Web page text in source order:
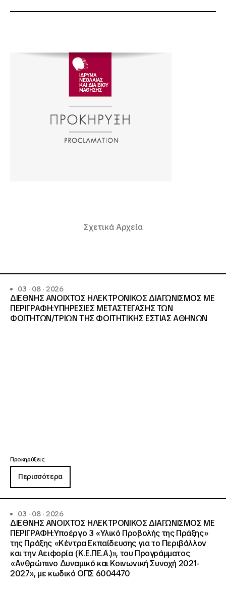
Σχετικά Αρχεία
03 · 08 · 2026
ΔΙΕΘΝΗΣ ΑΝΟΙΧΤΟΣ ΗΛΕΚΤΡΟΝΙΚΟΣ ΔΙΑΓΩΝΙΣΜΟΣ ΜΕ
ΠΕΡΙΓΡΑΦΗ:ΥΠΗΡΕΣΙΕΣ METAΣΤΕΓΑΣΗΣ ΤΩΝ
ΦΟΙΤΗΤΩΝ/ΤΡΙΩΝ ΤΗΣ ΦΟΙΤΗΤΙΚΗΣ ΕΣΤΙΑΣ ΑΘΗΝΩΝ
Προκηρύξεις
Περισσότερα
03 · 08 · 2026
ΔΙΕΘΝΗΣ ΑΝΟΙΧΤΟΣ ΗΛΕΚΤΡΟΝΙΚΟΣ ΔΙΑΓΩΝΙΣΜΟΣ ΜΕ
ΠΕΡΙΓΡΑΦΗ:Υποέργο 3 «Υλικό Προβολής της Πράξης»
της Πράξης «Κέντρα Εκπαίδευσης για το Περιβάλλον
και την Αειφορία (Κ.Ε.ΠΕ.Α.)», του Προγράμματος
«Ανθρώπινο Δυναμικό και Κοινωνική Συνοχή 2021-
2027», με κωδικό ΟΠΣ 6004470